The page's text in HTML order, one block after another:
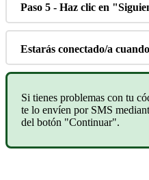
Paso 5 - Haz clic en "
Estarás conectado/a cuando
Si tienes problemas con tu có
te lo envíen por SMS
del botón "Continuar".